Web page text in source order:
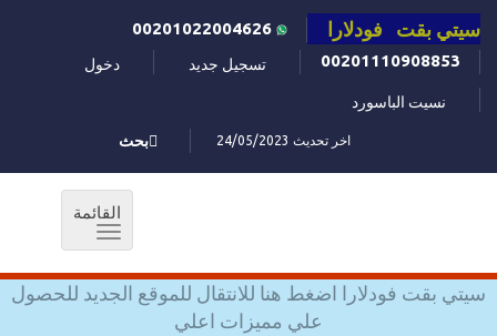
سيتي بقت فودلارا
00201110908853
تسجيل جديد دخول
نسيت الباسورد
اخر تحديث 24/05/2023 بحث
القائمة
Toggle
سيتي بقت فودلارا اضغط هنا للانتقال للموقع الجديد للحصول
علي مميزات اعلي